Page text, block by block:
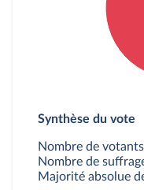
Synthèse du vote
Nombre de
Nombre de
Majorité absolue